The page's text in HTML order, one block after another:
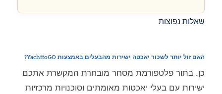
שאלות נפוצות
האם זול יותר לשכור יאכטה ישירות מהבעלים באמצעות YachttoGO?
כן. בתור פלטפורמת מסחר מובחרת המקשרת אתכם
ישירות עם בעלי יאכטות מאומתים וסוכנויות מרכזיות